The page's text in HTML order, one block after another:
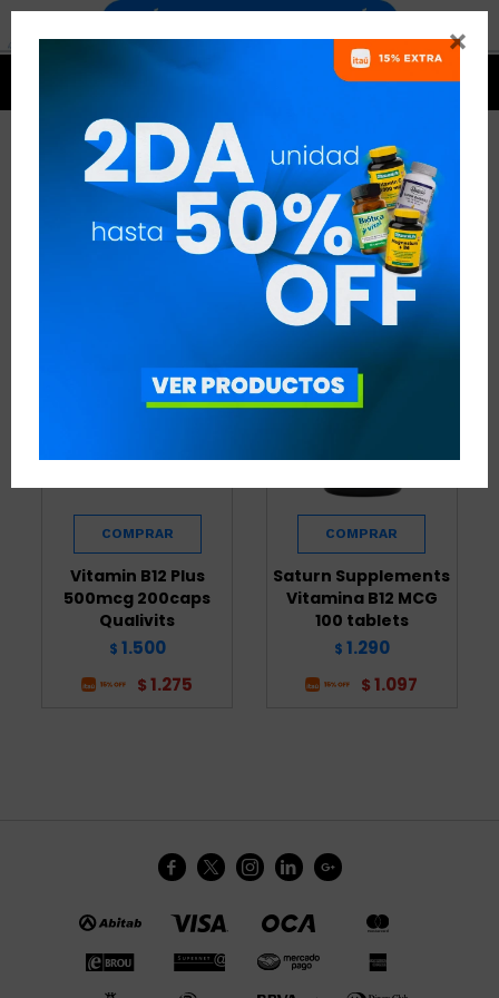

VITAMINA B
VITAMINA B QUITAR FILTROS
RECOMENDADOS
Vitamin B12 Plus
500mcg 200caps
Qualivits
$ 1.500
$ 1.275
Saturn Supplements
Vitamina B12 MCG
100 tablets
$ 1.290
$ 1.097
    